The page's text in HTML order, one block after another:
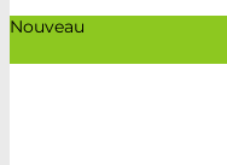
Nouveau